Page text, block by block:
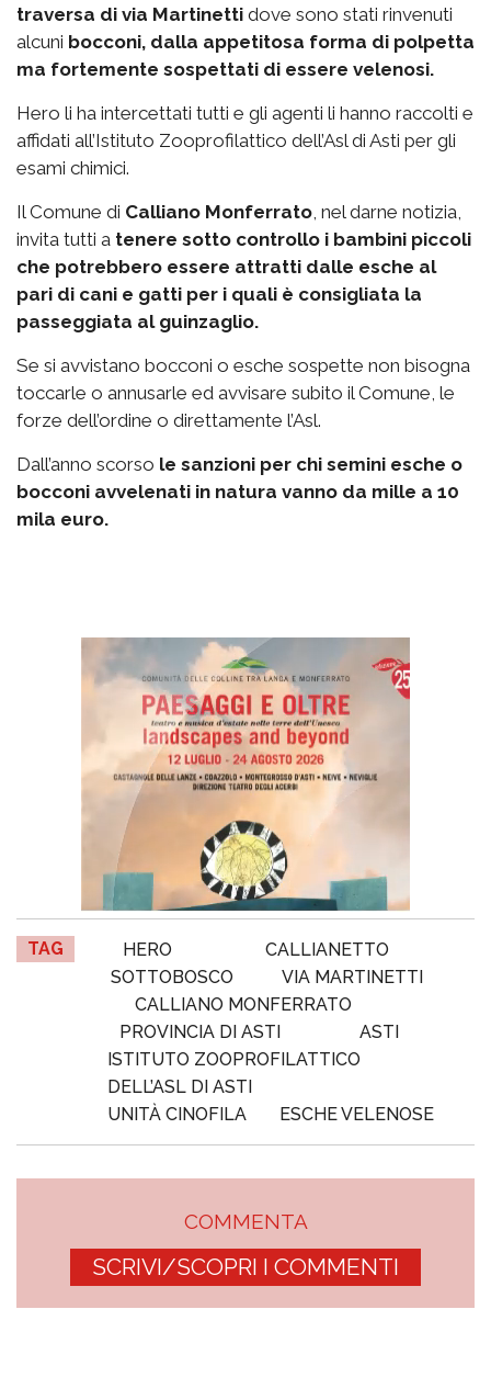
traversa di via Martinetti dove sono stati rinvenuti
alcuni bocconi, dalla appetitosa forma di polpetta
ma fortemente sospettati di essere velenosi.
Hero li ha intercettati tutti e gli agenti li hanno raccolti e
affidati all’Istituto Zooprofilattico dell’Asl di Asti per gli
esami chimici.
Il Comune di Calliano Monferrato, nel darne notizia,
invita tutti a tenere sotto controllo i bambini piccoli
che potrebbero essere attratti dalle esche al
pari di cani e gatti per i quali è consigliata la
passeggiata al guinzaglio.
Se si avvistano bocconi o esche sospette non bisogna
toccarle o annusarle ed avvisare subito il Comune, le
forze dell’ordine o direttamente l’Asl.
Dall’anno scorso le sanzioni per chi semini esche o
bocconi avvelenati in natura vanno da mille a 10
mila euro.
TAG HERO
CALLIANETTO
SOTTOBOSCO
VIA MARTINETTI
CALLIANO MONFERRATO
PROVINCIA DI ASTI
ASTI
ISTITUTO ZOOPROFILATTICO
DELL’ASL DI ASTI
UNITÀ CINOFILA
ESCHE VELENOSE
COMMENTA
SCRIVI/SCOPRI I COMMENTI